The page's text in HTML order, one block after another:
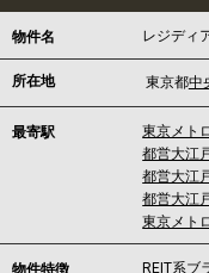
物件名 レジディ
所在地 東京都中
最寄駅 東京メト
都営大江
都営大江
都営大江
東京メト
REIT系ブ